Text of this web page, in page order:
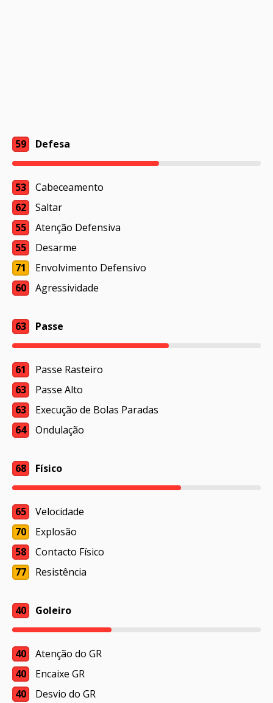
59 Defesa
53
Cabeceamento
62
Saltar
55
Atenção Defensiva
55
Desarme
71
Envolvimento Defensivo
60
Agressividade
63 Passe
61
Passe Rasteiro
63
Passe Alto
63
Execução de Bolas Paradas
64
Ondulação
68 Físico
65
Velocidade
70
Explosão
58
Contacto Físico
77
Resistência
40 Goleiro
40
Atenção do GR
40
Encaixe GR
40
Desvio do GR